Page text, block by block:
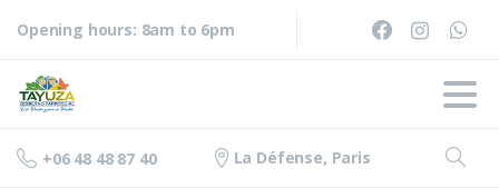
Opening hours: 8am to 6pm
+06 48 48 87 40 La Défense, Paris